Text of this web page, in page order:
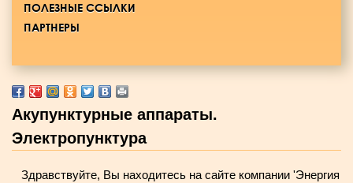
ПОЛЕЗНЫЕ ССЫЛКИ
ПАРТНЕРЫ
Акупунктурные аппараты.
Электропунктура
Здравствуйте, Вы находитесь на сайте компании 'Энергия